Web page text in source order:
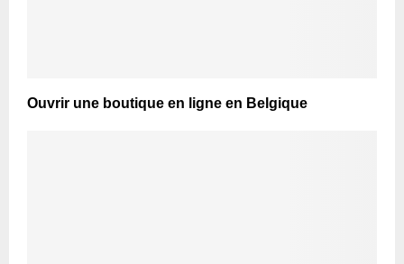
Ouvrir une boutique en ligne en Belgique